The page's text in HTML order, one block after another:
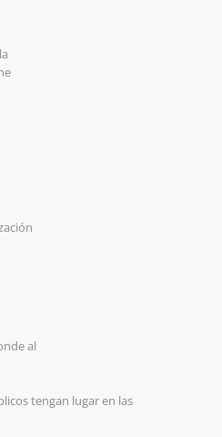
al
tengan lugar en las